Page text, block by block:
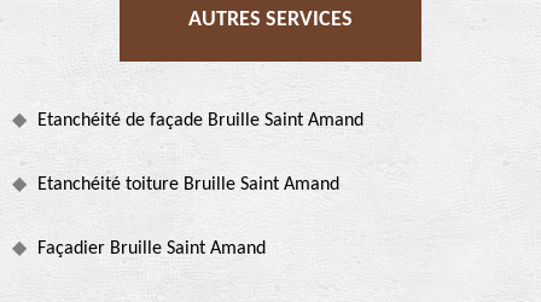
AUTRES SERVICES
Etanchéité de façade Bruille Saint Amand
Etanchéité toiture Bruille Saint Amand
Façadier Bruille Saint Amand